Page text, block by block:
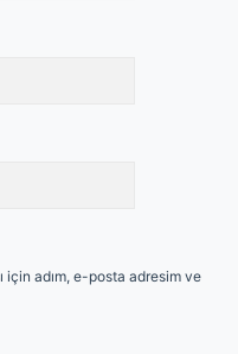
için adım, e-posta adresim ve